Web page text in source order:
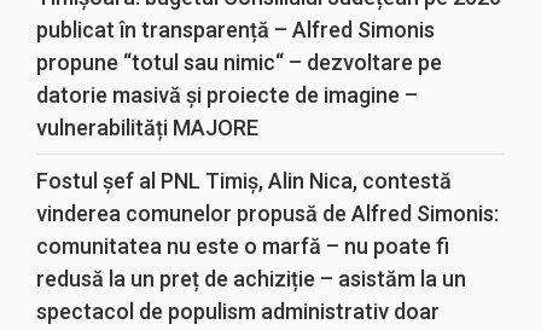
publicat în transparență – Alfred Simonis
propune “totul sau nimic“ – dezvoltare pe
datorie masivă și proiecte de imagine –
vulnerabilități MAJORE
Fostul șef al PNL Timiș, Alin Nica, contestă
vinderea comunelor propusă de Alfred Simonis:
comunitatea nu este o marfă – nu poate fi
redusă la un preț de achiziție – asistăm la un
spectacol de populism administrativ doar